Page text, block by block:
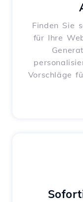
Finden Sie
für Ihre
Vorschläge